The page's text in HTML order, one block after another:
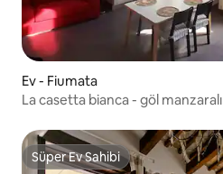
Ev - Fiumata
La casetta bianca - göl manzaralı
Süper Ev Sahibi
Süper Ev Sahibi